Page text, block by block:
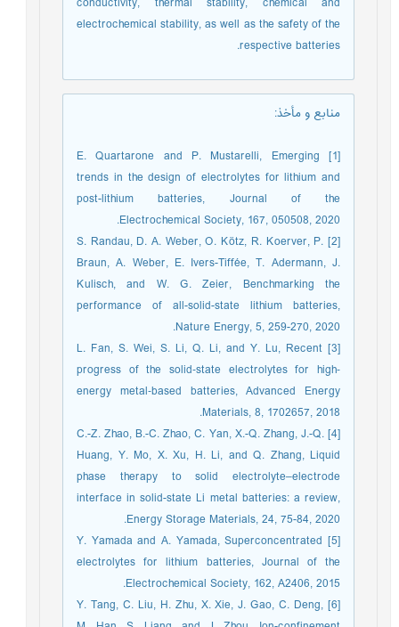
electrochemical stability, as well as the safety of the
respective batteries.
منابع و مأخذ:
[1] E. Quartarone and P. Mustarelli, Emerging
trends in the design of electrolytes for lithium and
post-lithium batteries, Journal of the
Electrochemical Society, 167, 050508, 2020.
[2] S. Randau, D. A. Weber, O. Kötz, R. Koerver, P.
Braun, A. Weber, E. Ivers-Tiffée, T. Adermann, J.
Kulisch, and W. G. Zeier, Benchmarking the
performance of all-solid-state lithium batteries,
Nature Energy, 5, 259-270, 2020.
[3] L. Fan, S. Wei, S. Li, Q. Li, and Y. Lu, Recent
progress of the solid‐state electrolytes for high‐
energy metal‐based batteries, Advanced Energy
Materials, 8, 1702657, 2018.
[4] C.-Z. Zhao, B.-C. Zhao, C. Yan, X.-Q. Zhang, J.-Q.
Huang, Y. Mo, X. Xu, H. Li, and Q. Zhang, Liquid
phase therapy to solid electrolyte–electrode
interface in solid-state Li metal batteries: a review,
Energy Storage Materials, 24, 75-84, 2020.
[5] Y. Yamada and A. Yamada, Superconcentrated
electrolytes for lithium batteries, Journal of the
Electrochemical Society, 162, A2406, 2015.
[6] Y. Tang, C. Liu, H. Zhu, X. Xie, J. Gao, C. Deng,